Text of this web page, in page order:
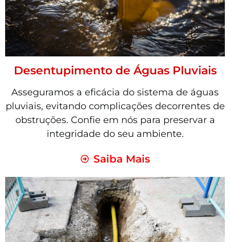
Desentupimento de Águas Pluviais
Asseguramos a eficácia do sistema de águas
pluviais, evitando complicações decorrentes de
obstruções. Confie em nós para preservar a
integridade do seu ambiente.
Saiba Mais